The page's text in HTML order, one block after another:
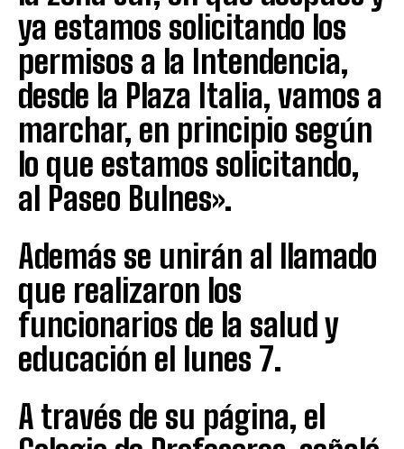
ya estamos solicitando los
permisos a la Intendencia,
desde la Plaza Italia, vamos a
marchar, en principio según
lo que estamos solicitando,
al Paseo Bulnes».
Además se unirán al llamado
que realizaron los
funcionarios de la salud y
educación el lunes 7.
A través de su página, el